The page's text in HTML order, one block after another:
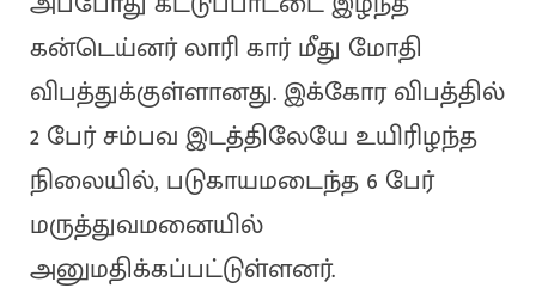
கன்டெய்னர் லாரி கார் மீது மோதி
விபத்துக்குள்ளானது. இக்கோர விபத்தில்
2 பேர் சம்பவ இடத்திலேயே உயிரிழந்த
நிலையில், படுகாயமடைந்த 6 பேர்
மருத்துவமனையில்
அனுமதிக்கப்பட்டுள்ளனர்.